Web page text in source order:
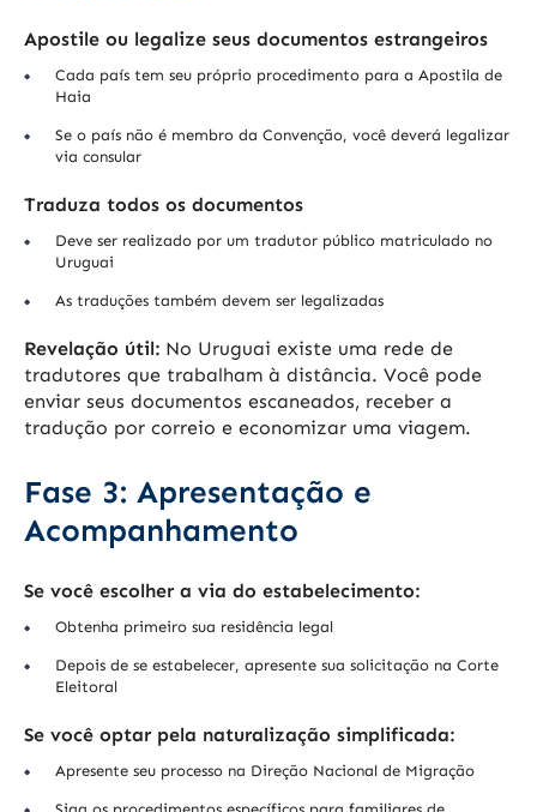
Apostile ou legalize seus documentos estrangeiros
Cada país tem seu próprio procedimento para a Apostila de
Haia
Se o país não é membro da Convenção, você deverá legalizar
via consular
Traduza todos os documentos
Deve ser realizado por um tradutor público matriculado no
Uruguai
As traduções também devem ser legalizadas
Revelação útil: No Uruguai existe uma rede de
tradutores que trabalham à distância. Você pode
enviar seus documentos escaneados, receber a
tradução por correio e economizar uma viagem.
Fase 3: Apresentação e
Acompanhamento
Se você escolher a via do estabelecimento:
Obtenha primeiro sua residência legal
Depois de se estabelecer, apresente sua solicitação na Corte
Eleitoral
Se você optar pela naturalização simplificada:
Apresente seu processo na Direção Nacional de Migração